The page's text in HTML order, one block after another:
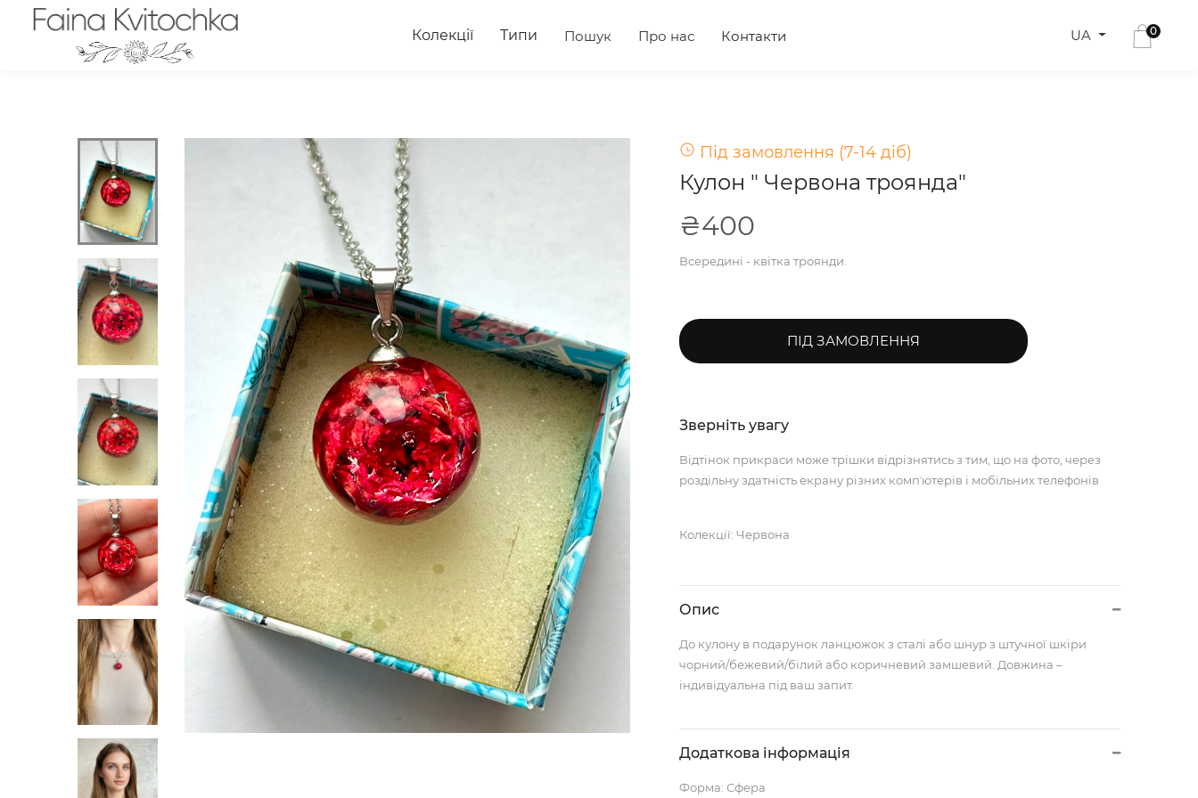
Колекції Типи Пошук Про нас Контакти UA 0
Під замовлення (7-14 діб)
Кулон " Червона троянда"
₴400
Всередині - квітка троянди.
ПІД ЗАМОВЛЕННЯ
Зверніть увагу
Відтінок прикраси може трішки відрізнятись з тим, що на фото, через
роздільну здатність екрану різних компʼютерів і мобільних телефонів
Колекції: Червона
Опис
До кулону в подарунок ланцюжок з сталі або шнур з штучної шкіри
чорний/бежевий/білий або коричневий замшевий. Довжина –
індивідуальна під ваш запит.
Додаткова інформація
Форма: Сфера